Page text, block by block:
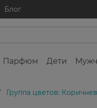
Блог
Парфюм Дети
Группа цветов: